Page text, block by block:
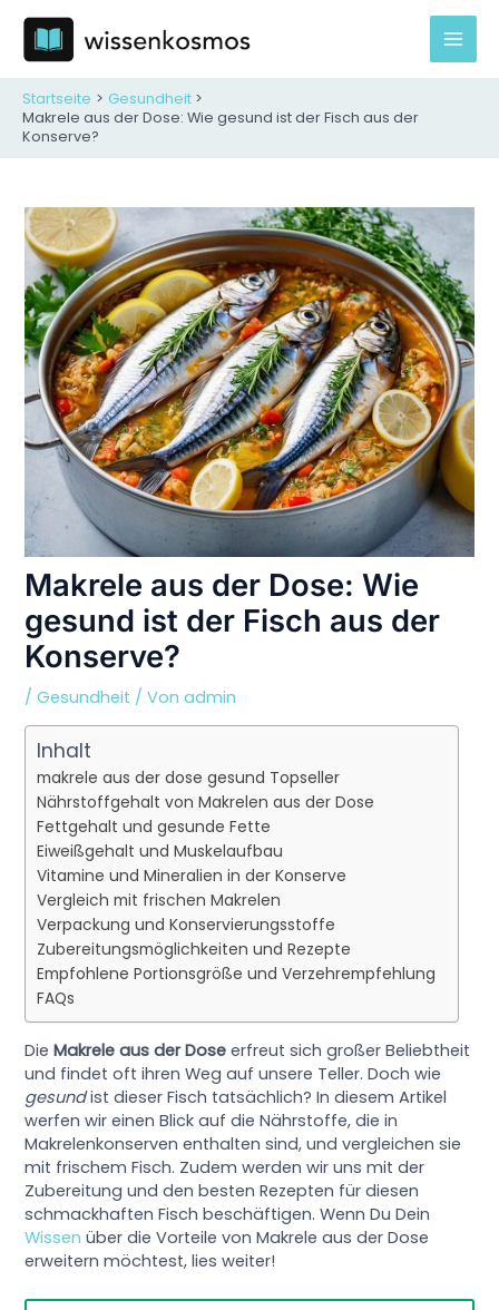
Inhalt
springen
Startseite
Gesundheit
Makrele aus der Dose: Wie gesund ist der Fisch aus der
Konserve?
Makrele aus der Dose: Wie
gesund ist der Fisch aus der
Konserve?
/Gesundheit / Vonadmin
Inhalt
makrele aus der dose gesund Topseller
Nährstoffgehalt von Makrelen aus der Dose
Fettgehalt und gesunde Fette
Eiweißgehalt und Muskelaufbau
Vitamine und Mineralien in der Konserve
Vergleich mit frischen Makrelen
Verpackung und Konservierungsstoffe
Zubereitungsmöglichkeiten und Rezepte
Empfohlene Portionsgröße und Verzehrempfehlung
FAQs
DieMakrele aus der Dose erfreut sich großer Beliebtheit
und findet oft ihren Weg auf unsere Teller. Doch wie
gesundist dieser Fisch tatsächlich? In diesem Artikel
werfen wir einen Blick auf die Nährstoffe, die in
Makrelenkonserven enthalten sind, und vergleichen sie
mit frischem Fisch. Zudem werden wir uns mit der
Zubereitung und den besten Rezepten für diesen
schmackhaften Fisch beschäftigen. Wenn Du Dein
Wissen über die Vorteile von Makrele aus der Dose
erweitern möchtest, lies weiter!